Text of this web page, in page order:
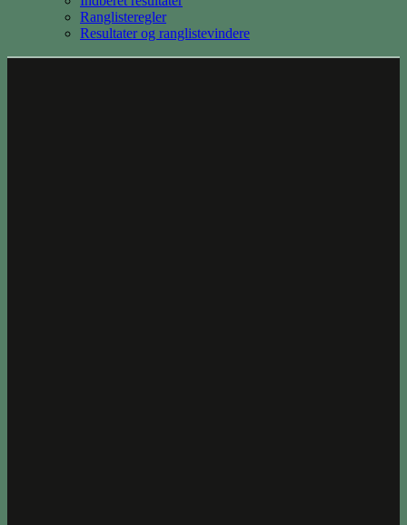
Ranglisteregler
Resultater og ranglistevindere